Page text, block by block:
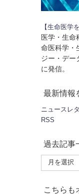
【生命医学
医学・生命
命医科学・
ジー・デー
に発信。
最新情報
ニュースレ
RSS
過去記事
こちらも